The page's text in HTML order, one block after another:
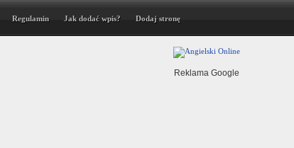
Regulamin Jak dodać wpis? Dodaj stronę
Reklama Google